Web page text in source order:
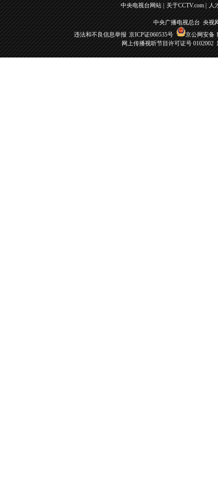
中央电视台网站 | 关于CCTV.com | 人
中央广播电视总台 央视
违法和不良信息举报 京ICP证060535号
京公网安备
网上传播视听节目许可证号 0102002